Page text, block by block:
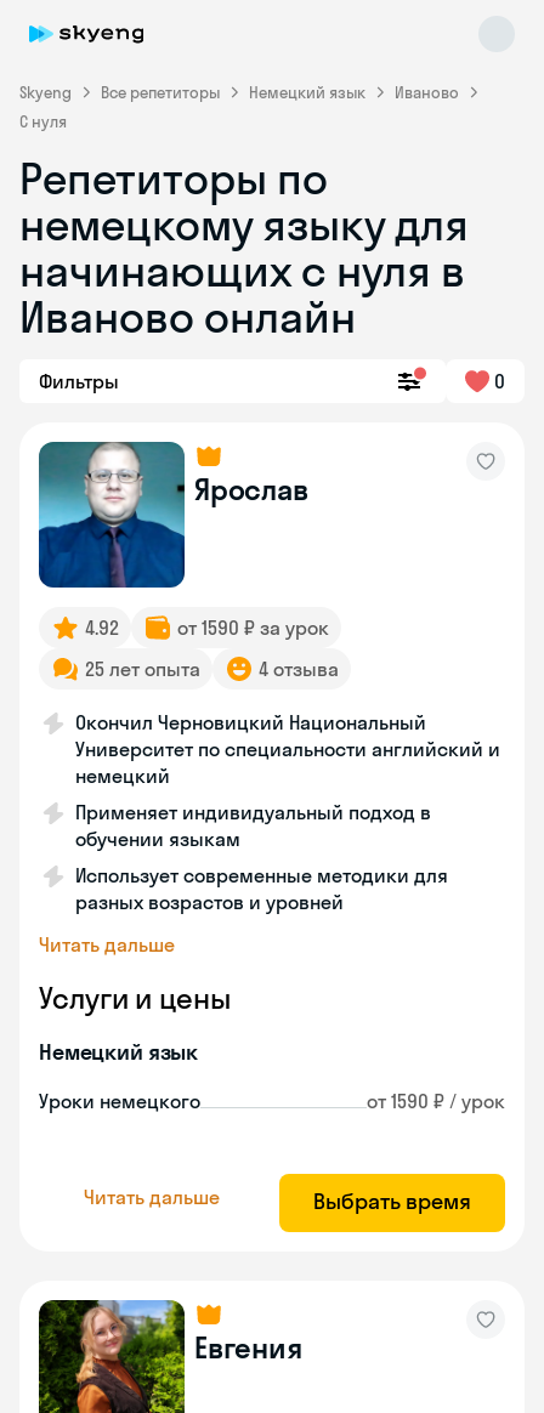
Skyeng Все репетиторы Немецкий язык
Иваново
С нуля
Репетиторы по
немецкому языку для
начинающих с нуля в
Иваново онлайн
Фильтры 0
Ярослав
4.92
от 1590 ₽ за урок
25 лет опыта
4 отзыва
Окончил Черновицкий Национальный
Университет по специальности английский и
немецкий
Применяет индивидуальный подход в
обучении языкам
Использует современные методики для
разных возрастов и уровней
Читать дальше
Услуги и цены
Немецкий язык
Уроки немецкого от 1590 ₽ / урок
Читать дальше Выбрать время
Евгения
Skyeng Chat